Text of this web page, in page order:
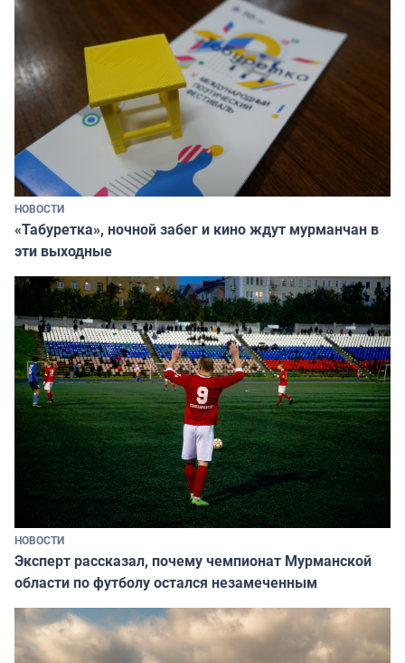
НОВОСТИ
«Табуретка», ночной забег и кино ждут мурманчан в
эти выходные
НОВОСТИ
Эксперт рассказал, почему чемпионат Мурманской
области по футболу остался незамеченным